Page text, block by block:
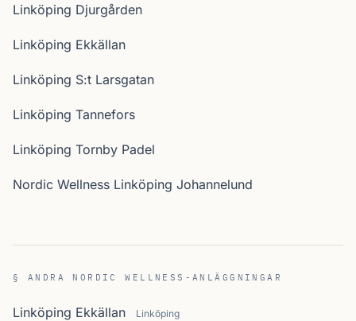
Linköping Djurgården
Linköping Ekkällan
Linköping S:t Larsgatan
Linköping Tannefors
Linköping Tornby Padel
Nordic Wellness Linköping Johannelund
§ ANDRA NORDIC WELLNESS-ANLÄGGNINGAR
Linköping Ekkällan Linköping